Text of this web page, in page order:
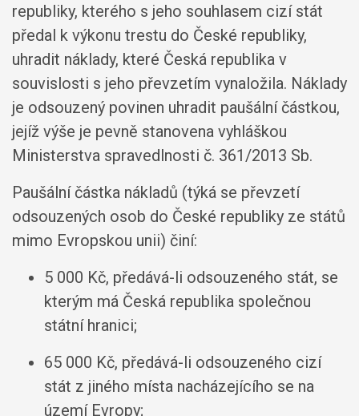
republiky, kterého s jeho souhlasem cizí stát
předal k výkonu trestu do České republiky,
uhradit náklady, které Česká republika v
souvislosti s jeho převzetím vynaložila. Náklady
je odsouzený povinen uhradit paušální částkou,
jejíž výše je pevně stanovena vyhláškou
Ministerstva spravedlnosti č. 361/2013 Sb.
Paušální částka nákladů (týká se převzetí
odsouzených osob do České republiky ze států
mimo Evropskou unii) činí:
5 000 Kč, předává-li odsouzeného stát, se
kterým má Česká republika společnou
státní hranici;
65 000 Kč, předává-li odsouzeného cizí
stát z jiného místa nacházejícího se na
území Evropy;